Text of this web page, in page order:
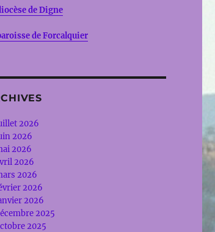
de Digne
de Forcalquier
2026
2026
2026
2026
2026
2026
2026
2025
2025